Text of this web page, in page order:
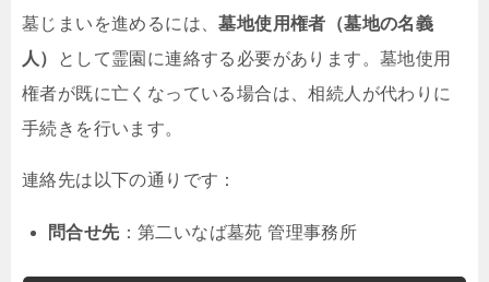
墓じまいを進めるには、墓地使用権者（墓地の名義
人）
として霊園に連絡する必要があります。墓地使用
権者が既に亡くなっている場合は、相続人が代わりに
手続きを行います。
連絡先は以下の通りです：
問合せ先：第二いなば墓苑 管理事務所